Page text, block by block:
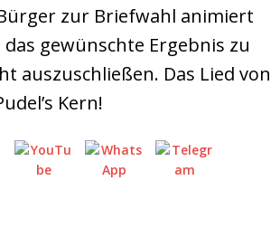
zur Briefwahl animiert
gewünschte Ergebnis zu
auszuschließen. Das Lied von
Kern!